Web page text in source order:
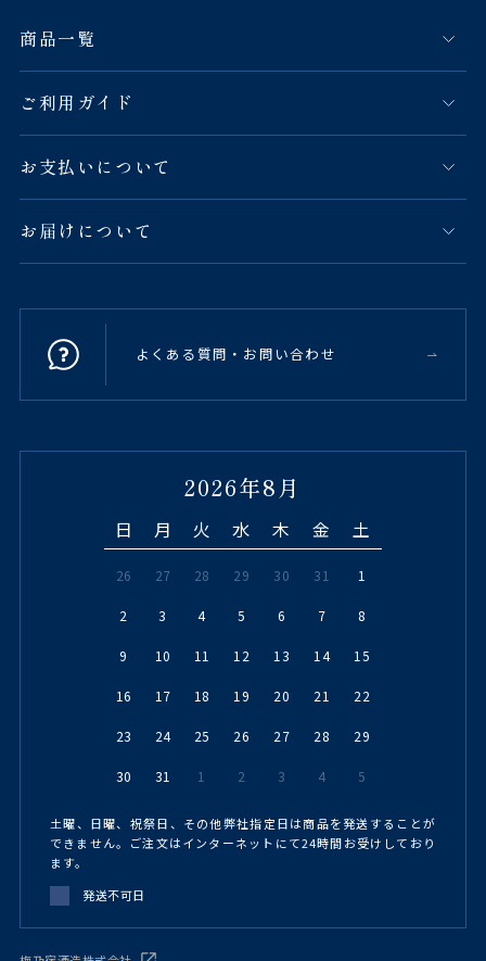
商品一覧
ご利用ガイド
お支払いについて
お届けについて
よくある質問・お問い合わせ
2026年8月
日 月 火 水 木 金 土
26 27 28 29 30 31 1
2 3 4 5 6 7 8
9 10 11 12 13 14 15
16 17 18 19 20 21 22
23 24 25 26 27 28 29
30 31 1 2 3 4 5
土曜、日曜、祝祭日、その他弊社指定日は商品を発送することが
できません。ご注文はインターネットにて24時間お受けしており
ます。
発送不可日